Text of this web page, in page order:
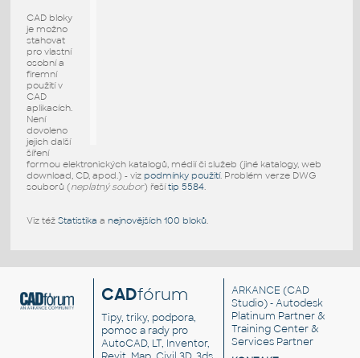
CAD bloky
je možno
stahovat
pro vlastní
osobní a
firemní
použití v
CAD
aplikacích.
Není
dovoleno
jejich další
šíření
formou elektronických katalogů, médií či služeb (jiné katalogy, web
download, CD, apod.) - viz podmínky použití. Problém verze DWG
souborů (neplatný soubor) řešítip 5584.
Viz též Statistika a nejnovějších 100 bloků.
CADfórum
Tipy, triky, podpora,
pomoc a rady pro
AutoCAD, LT, Inventor,
ARKANCE (CAD
Studio) - Autodesk
Platinum Partner &
Training Center &
Services Partner